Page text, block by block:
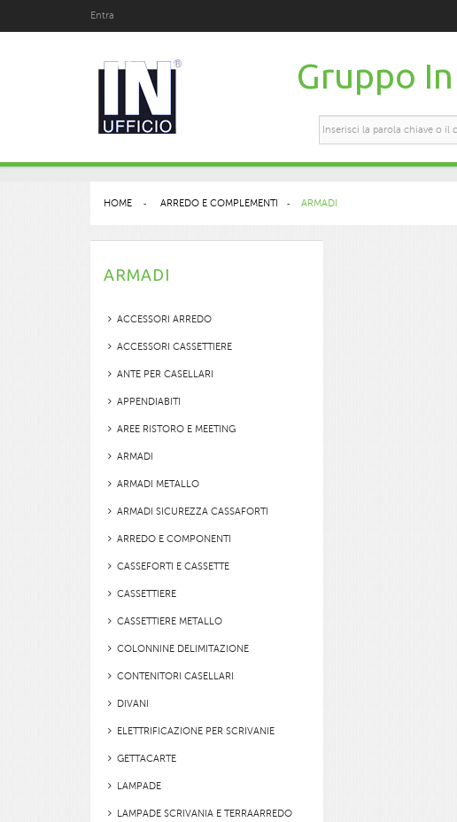
Entra
Gruppo
HOME > ARREDO E COMPLEMENTI > ARMADI
ARMADI
ACCESSORI ARREDO
ACCESSORI CASSETTIERE
ANTE PER CASELLARI
APPENDIABITI
AREE RISTORO E MEETING
ARMADI
ARMADI METALLO
ARMADI SICUREZZA CASSAFORTI
ARREDO E COMPONENTI
CASSEFORTI E CASSETTE
CASSETTIERE
CASSETTIERE METALLO
COLONNINE DELIMITAZIONE
CONTENITORI CASELLARI
DIVANI
ELETTRIFICAZIONE PER SCRIVANIE
GETTACARTE
LAMPADE
LAMPADE SCRIVANIA E TERRAARREDO